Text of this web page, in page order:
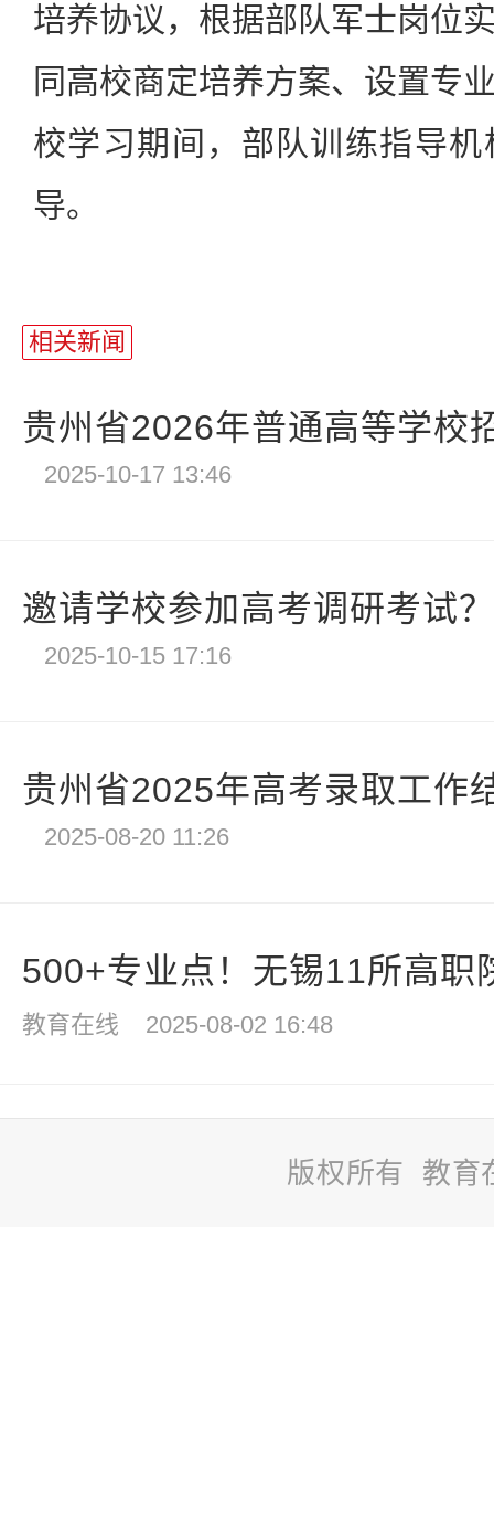
培养协议，根据部队军士岗位
同高校商定培养方案、设置专
校学习期间，部队训练指导
导。
相关新闻
贵州省2026年普通高等学校
2025-10-17 13:46
邀请学校参加高考调研考试
2025-10-15 17:16
贵州省2025年高考录取工作
2025-08-20 11:26
500+专业点！无锡11所高职
教育在线 2025-08-02 16:48
版权所有 教育